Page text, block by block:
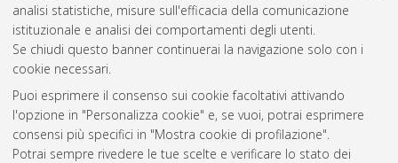
analisi statistiche, misure sull'efficacia della comunicazione
istituzionale e analisi dei comportamenti degli utenti.
Se chiudi questo banner continuerai la navigazione solo con i
cookie necessari.
Puoi esprimere il consenso sui cookie facoltativi attivando
l'opzione in "Personalizza cookie" e, se vuoi, potrai esprimere
consensi più specifici in "Mostra cookie di profilazione".
Potrai sempre rivedere le tue scelte e verificare lo stato dei
Questa lista e' stata generata ilFri Aug 7 20:33:17 2026 CEST
Atom
Rss 1.0
Rss 2.0